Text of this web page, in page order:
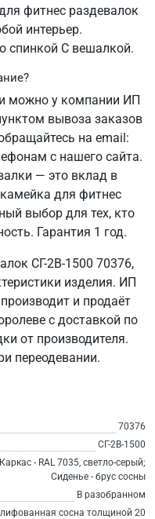
фитнес раздевалок
интерьер.
спинкой С вешалкой.
можно у компании ИП
вывоза заказов
на email:
с нашего сайта.
— это вклад в
для фитнес
выбор для тех, кто
Гарантия 1 год.
СГ-2В-1500 70376,
изделия. ИП
и продаёт
с доставкой по
от производителя.
переодевании.
70376
СГ-2В-1500
Каркас - RAL 7035, светло-серый;
Сиденье - брус сосны
В разобранном
сосна толщиной 20